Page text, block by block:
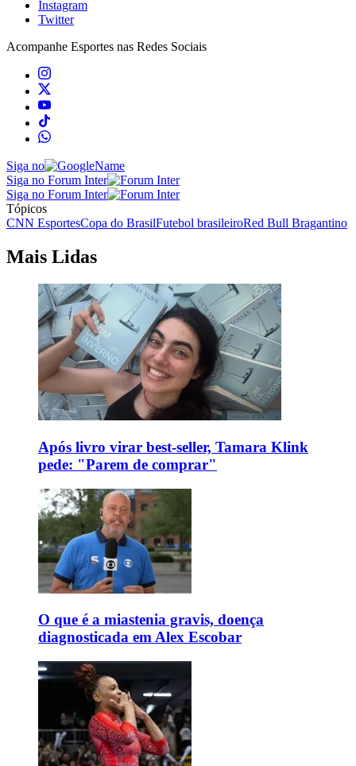
Instagram
Twitter
Acompanhe Esportes nas Redes Sociais
Siga no
Siga no Forum Inter
Siga no Forum Inter
Tópicos
CNN EsportesCopa do BrasilFutebol brasileiroRed Bull Bragantino
Mais Lidas
Após livro virar best-seller, Tamara Klink
pede: "Parem de comprar"
O que é a miastenia gravis, doença
diagnosticada em Alex Escobar